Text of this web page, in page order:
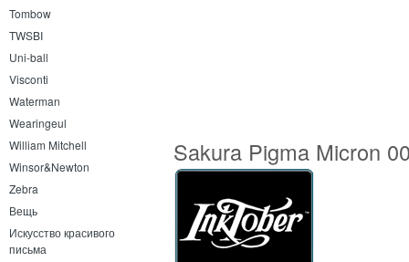
Tombow
TWSBI
Uni-ball
Visconti
Waterman
Wearingeul
William Mitchell
Winsor&Newton
Zebra
Вещь
Искусство красивого
письма
Sakura Pigma Micron